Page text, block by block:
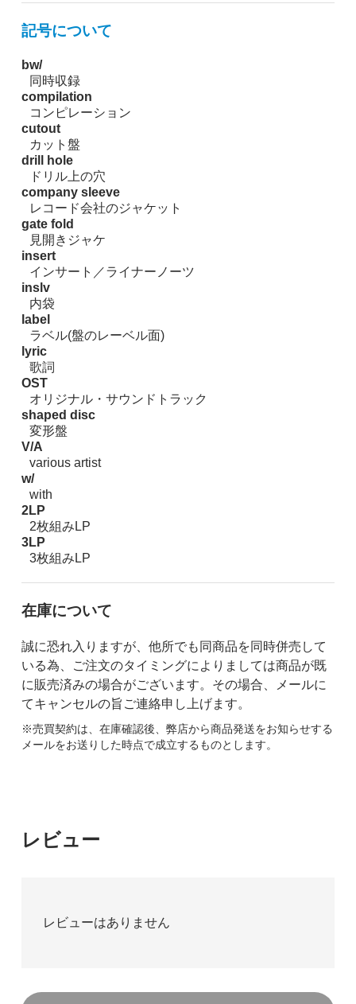
記号について
bw/
同時収録
compilation
コンピレーション
cutout
カット盤
drill hole
ドリル上の穴
company sleeve
レコード会社のジャケット
gate fold
見開きジャケ
insert
インサート／ライナーノーツ
inslv
内袋
label
ラベル(盤のレーベル面)
lyric
歌詞
OST
オリジナル・サウンドトラック
shaped disc
変形盤
V/A
various artist
w/
with
2LP
2枚組みLP
3LP
3枚組みLP
在庫について
誠に恐れ入りますが、他所でも同商品を同時併売して
いる為、ご注文のタイミングによりましては商品が既
に販売済みの場合がございます。その場合、メールに
てキャンセルの旨ご連絡申し上げます。
※売買契約は、在庫確認後、弊店から商品発送をお知らせする
メールをお送りした時点で成立するものとします。
レビュー
レビューはありません